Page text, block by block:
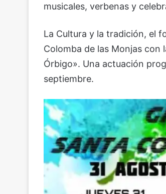
musicales, verbenas y
La Cultura y la tradición, el
Colomba de las Monjas con
Órbigo». Una actuación
septiembre.